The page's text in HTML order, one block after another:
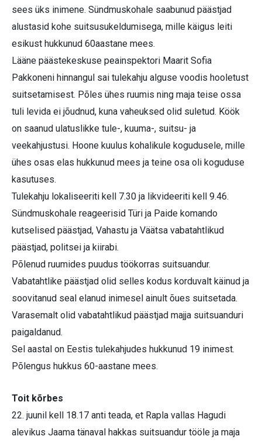
sees üks inimene. Sündmuskohale saabunud päästjad
alustasid kohe suitsusukeldumisega, mille käigus leiti
esikust hukkunud 60aastane mees.
Lääne päästekeskuse peainspektori Maarit Sofia
Pakkoneni hinnangul sai tulekahju alguse voodis hooletust
suitsetamisest. Põles ühes ruumis ning maja teise ossa
tuli levida ei jõudnud, kuna vaheuksed olid suletud. Köök
on saanud ulatuslikke tule-, kuuma-, suitsu- ja
veekahjustusi. Hoone kuulus kohalikule kogudusele, mille
ühes osas elas hukkunud mees ja teine osa oli koguduse
kasutuses.
Tulekahju lokaliseeriti kell 7.30 ja likvideeriti kell 9.46.
Sündmuskohale reageerisid Türi ja Paide komando
kutselised päästjad, Vahastu ja Väätsa vabatahtlikud
päästjad, politsei ja kiirabi.
Põlenud ruumides puudus töökorras suitsuandur.
Vabatahtlike päästjad olid selles kodus korduvalt käinud ja
soovitanud seal elanud inimesel ainult õues suitsetada.
Varasemalt olid vabatahtlikud päästjad majja suitsuanduri
paigaldanud.
Sel aastal on Eestis tulekahjudes hukkunud 19 inimest.
Põlengus hukkus 60-aastane mees.
Toit kõrbes
22. juunil kell 18.17 anti teada, et Rapla vallas Hagudi
alevikus Jaama tänaval hakkas suitsuandur tööle ja maja